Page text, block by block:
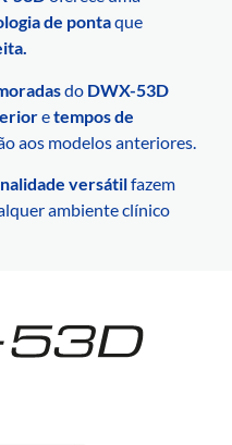
de pontaque
do DWX-53D
etempos de
aos modelos anteriores.
versátilfazem
ambiente clínico